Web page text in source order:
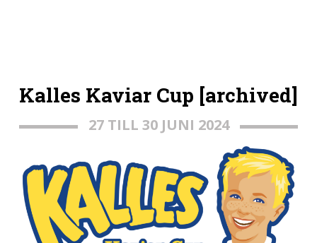
Kalles Kaviar Cup [archived]
27 TILL 30 JUNI 2024